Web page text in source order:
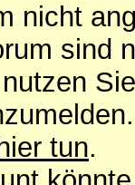
nicht
sind
tun.